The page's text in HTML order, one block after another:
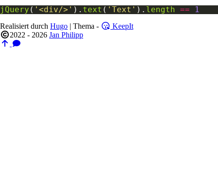
jQuery ( '<div/>' ). text ( 'Text' ). length == 1
Realisiert durch Hugo | Thema -
KeepIt
2022 - 2026 Jan Philipp